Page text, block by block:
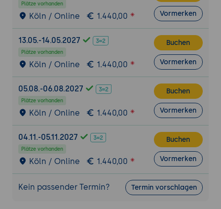
Plätze vorhanden
Köln / Online 1.440,00 Vormerken
13.05.-14.05.2027
Plätze vorhanden
Köln / Online 1.440,00
Buchen
Vormerken
05.08.-06.08.2027
Plätze vorhanden
Köln / Online 1.440,00
Buchen
Vormerken
04.11.-05.11.2027
Plätze vorhanden
Köln / Online 1.440,00
Buchen
Vormerken
Kein passender Termin? Termin vorschlagen